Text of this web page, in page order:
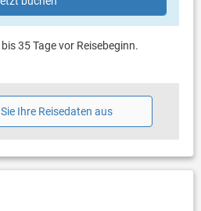
35 Tage vor Reisebeginn.
Ihre Reisedaten aus